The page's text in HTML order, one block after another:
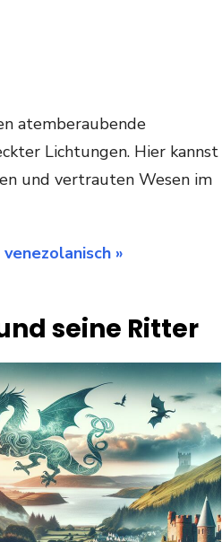
atemberaubende
Lichtungen. Hier kannst
und vertrauten Wesen im
»
seine Ritter